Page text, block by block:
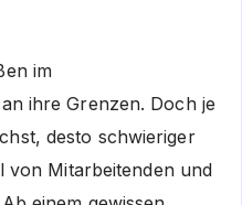
im
ihre Grenzen. Doch je
desto schwieriger
von Mitarbeitenden und